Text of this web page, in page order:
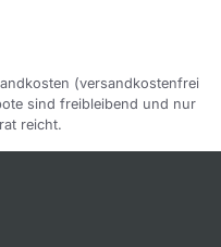
(versandkostenfrei
sind freibleibend und nur
reicht.